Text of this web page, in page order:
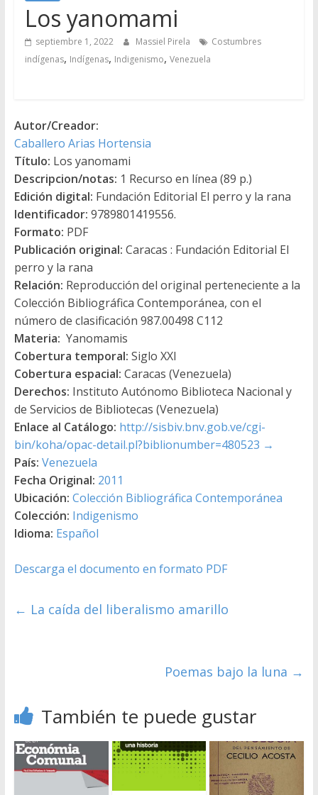
Los yanomami
septiembre 1, 2022 Massiel Pirela
Costumbres
indígenas, Indígenas, Indigenismo, Venezuela
Autor/Creador:
Caballero Arias Hortensia
Título: Los yanomami
Descripcion/notas: 1 Recurso en línea (89 p.)
Edición digital: Fundación Editorial El perro y la rana
Identificador: 9789801419556.
Formato: PDF
Publicación original: Caracas : Fundación Editorial El
perro y la rana
Relación: Reproducción del original perteneciente a la
Colección Bibliográfica Contemporánea, con el
número de clasificación 987.00498 C112
Materia: Yanomamis
Cobertura temporal: Siglo XXI
Cobertura espacial: Caracas (Venezuela)
Derechos: Instituto Autónomo Biblioteca Nacional y
de Servicios de Bibliotecas (Venezuela)
Enlace al Catálogo: http://sisbiv.bnv.gob.ve/cgi-
bin/koha/opac-detail.pl?biblionumber=480523 →
País: Venezuela
Fecha Original: 2011
Ubicación: Colección Bibliográfica Contemporánea
Colección: Indigenismo
Idioma: Español
Descarga el documento en formato PDF
← La caída del liberalismo amarillo
Poemas bajo la luna →
También te puede gustar